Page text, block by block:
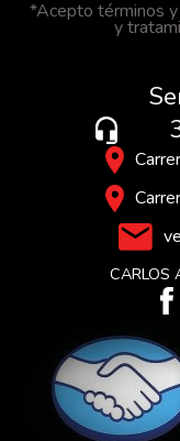
*Acepto términos y
y
CARLOS